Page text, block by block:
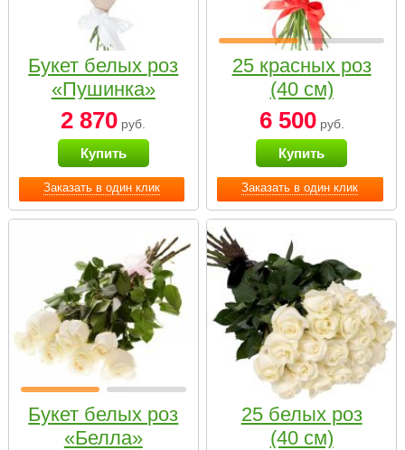
Заказать в один клик
Букет белых роз
«Пушинка»
2 870 руб.
Купить
Заказать в один клик
25 красных роз
(40 см)
6 500руб.
Купить
Букет белых роз
«Белла»
25 белых роз
(40 см)